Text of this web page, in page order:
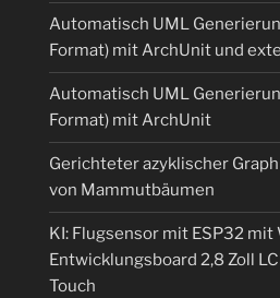
Automatisch UML
Format) mit ArchUnit und
Automatisch UML
Format) mit ArchUnit
Gerichteter azyklischer Graph
von Mammutbäumen
KI: Flugsensor mit ESP32
Entwicklungsboard 2,8 Zoll
Touch